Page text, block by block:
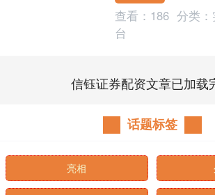
查看： 186 分类：
台
信钰证券配资文章已加载
话题标签
亮相